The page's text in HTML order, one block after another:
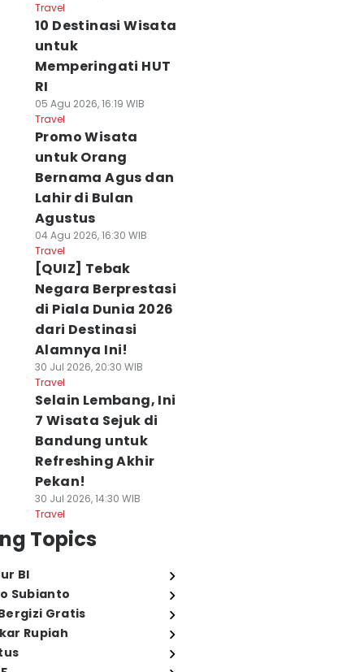
Travel
10 Destinasi Wisata
untuk
Memperingati HUT
RI
05 Agu 2026, 16:19 WIB
Travel
Promo Wisata
untuk Orang
Bernama Agus dan
Lahir di Bulan
Agustus
04 Agu 2026, 16:30 WIB
Travel
[QUIZ] Tebak
Negara Berprestasi
di Piala Dunia 2026
dari Destinasi
Alamnya Ini!
30 Jul 2026, 20:30 WIB
Travel
Selain Lembang, Ini
7 Wisata Sejuk di
Bandung untuk
Refreshing Akhir
Pekan!
30 Jul 2026, 14:30 WIB
Travel
Topics
BI
Subianto
Gratis
Rupiah